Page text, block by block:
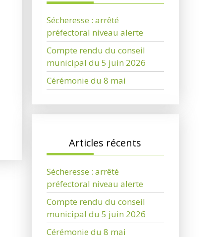
Sécheresse : arrêté
préfectoral niveau alerte
Compte rendu du conseil
municipal du 5 juin 2026
Cérémonie du 8 mai
Articles récents
Sécheresse : arrêté
préfectoral niveau alerte
Compte rendu du conseil
municipal du 5 juin 2026
Cérémonie du 8 mai